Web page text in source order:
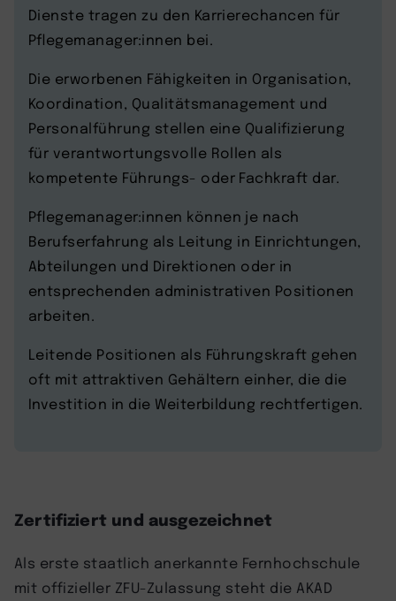
Dienste tragen zu den Karrierechancen für
Pflegemanager:innen bei.
Die erworbenen Fähigkeiten in Organisation,
Koordination, Qualitätsmanagement und
Personalführung stellen eine Qualifizierung
für verantwortungsvolle Rollen als
kompetente Führungs- oder Fachkraft dar.
Pflegemanager:innen können je nach
Berufserfahrung als Leitung in Einrichtungen,
Abteilungen und Direktionen oder in
entsprechenden administrativen Positionen
arbeiten.
Leitende Positionen als Führungskraft gehen
oft mit attraktiven Gehältern einher, die die
Investition in die Weiterbildung rechtfertigen.
Zertifiziert und ausgezeichnet
Als erste staatlich anerkannte Fernhochschule
mit offizieller ZFU-Zulassung steht die AKAD